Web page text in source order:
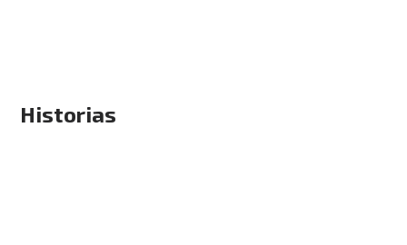
Historias